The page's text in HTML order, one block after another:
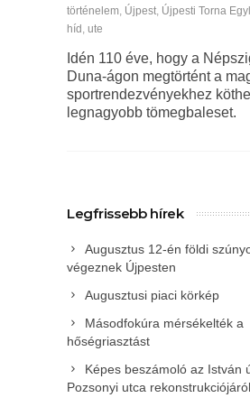
történelem, Újpest, Újpesti Torna
híd , ute
Idén 110 éve, hogy a
Duna-ágon megtörtént a
sportrendezvényekhez
legnagyobb tömegbaleset.
Legfrissebb hírek
Augusztus 12-én földi
végeznek Újpesten
Augusztusi piaci körkép
Másodfokúra mérsékelték a
hőségriasztást
Képes beszámoló az István
Pozsonyi utca rekonstrukciójáról